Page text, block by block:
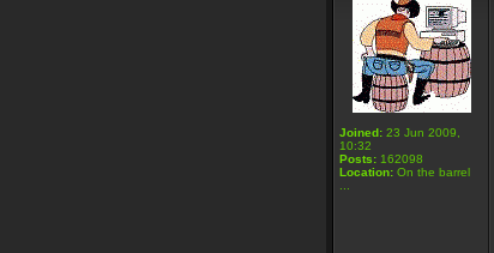
Joined: 23 Jun 2009,
10:32
Posts: 162098
Location: On the barrel